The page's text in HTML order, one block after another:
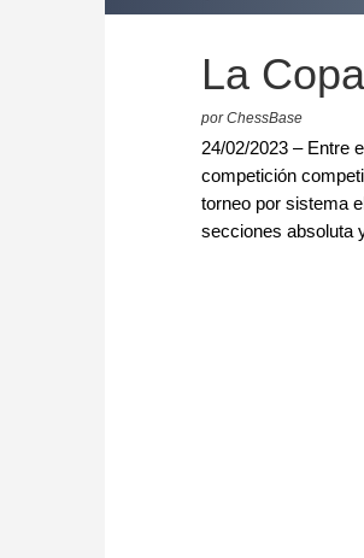
La
por ChessBase
24/02/2023 – Entre
competición
torneo por sistema
secciones absoluta